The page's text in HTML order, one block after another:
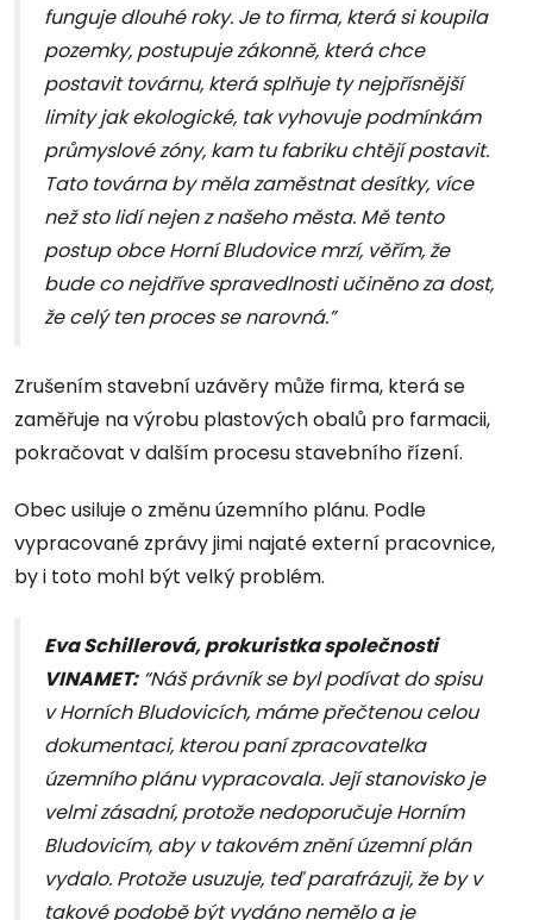
funguje dlouhé roky. Je to firma, která si koupila
pozemky, postupuje zákonně, která chce
postavit továrnu, která splňuje ty nejpřísnější
limity jak ekologické, tak vyhovuje podmínkám
průmyslové zóny, kam tu fabriku chtějí postavit.
Tato továrna by měla zaměstnat desítky, více
než sto lidí nejen z našeho města. Mě tento
postup obce Horní Bludovice mrzí, věřím, že
bude co nejdříve spravedlnosti učiněno za dost,
že celý ten proces se narovná.”
Zrušením stavební uzávěry může firma, která se
zaměřuje na výrobu plastových obalů pro farmacii,
pokračovat v dalším procesu stavebního řízení.
Obec usiluje o změnu územního plánu. Podle
vypracované zprávy jimi najaté externí pracovnice,
by i toto mohl být velký problém.
Eva Schillerová, prokuristka společnosti
VINAMET:“Náš právník se byl podívat do spisu
v Horních Bludovicích, máme přečtenou celou
dokumentaci, kterou paní zpracovatelka
územního plánu vypracovala. Její stanovisko je
velmi zásadní, protože nedoporučuje Horním
Bludovicím, aby v takovém znění územní plán
vydalo. Protože usuzuje, teď parafrázuji, že by v
takové podobě být vydáno nemělo a je